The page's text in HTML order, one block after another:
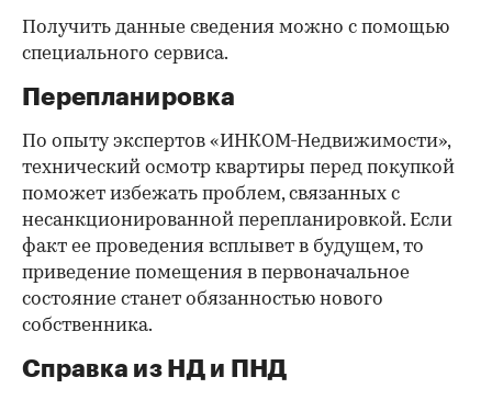
Получить данные сведения можно с помощью
специального сервиса.
Перепланировка
По опыту экспертов «ИНКОМ-Недвижимости»,
технический осмотр квартиры перед покупкой
поможет избежать проблем, связанных с
несанкционированной перепланировкой. Если
факт ее проведения всплывет в будущем, то
приведение помещения в первоначальное
состояние станет обязанностью нового
собственника.
Справка из НД и ПНД